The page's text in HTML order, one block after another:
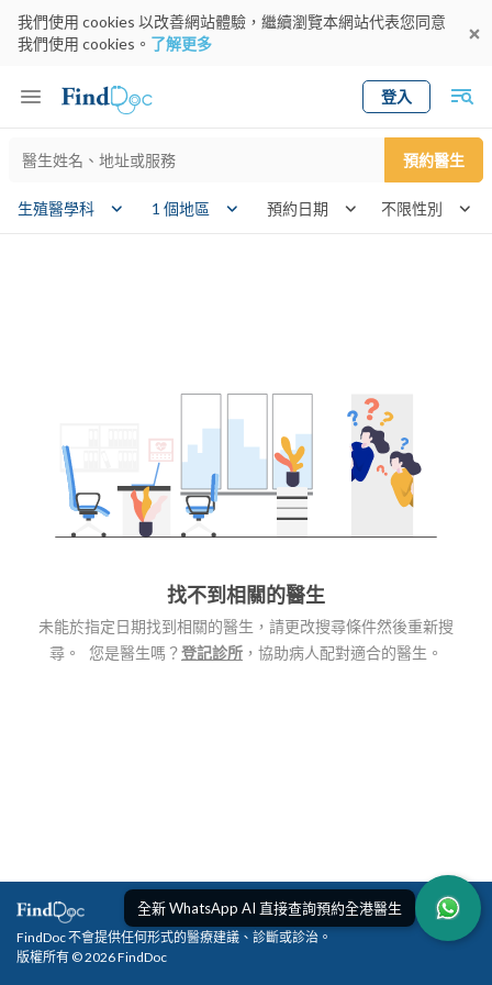
我們使用 cookies 以改善網站體驗，繼續瀏覽本網站代表您同意
我們使用 cookies。 了解更多
登入
Keyword 預約醫生
生殖醫學科 1 個地區 預約日期
找不到相關的醫生
未能於指定日期找到相關的醫生，請更改搜尋條件然後重新搜
尋。 您是醫生嗎？登記診所 ，協助病人配對適合的醫生。
全新 WhatsApp AI 直接查詢預約全港醫生
FindDoc 不會提供任何形式的醫療建議、診斷或診治。
版權所有 © 2026 FindDoc